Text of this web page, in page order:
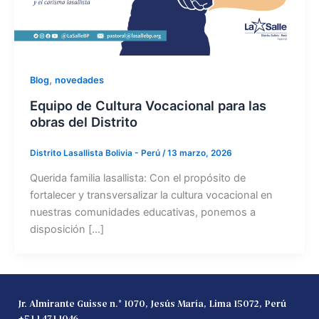
Blog, novedades
Equipo de Cultura Vocacional para las
obras del Distrito
Distrito Lasallista Bolivia - Perú /13 marzo, 2026
Querida familia lasallista: Con el propósito de
fortalecer y transversalizar la cultura vocacional en
nuestras comunidades educativas, ponemos a
disposición […]
Jr. Almirante Guisse n.° 1070, Jesús María, Lima 15072, Perú